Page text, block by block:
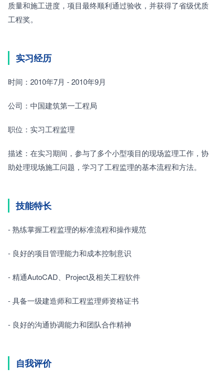
质量和施工进度，项目最终顺利通过验收，并获得了省级优质
工程奖。
实习经历
时间：2010年7月 - 2010年9月
公司：中国建筑第一工程局
职位：实习工程监理
描述：在实习期间，参与了多个小型项目的现场监理工作，协
助处理现场施工问题，学习了工程监理的基本流程和方法。
技能特长
- 熟练掌握工程监理的标准流程和操作规范
- 良好的项目管理能力和成本控制意识
- 精通AutoCAD、Project及相关工程软件
- 具备一级建造师和工程监理师资格证书
- 良好的沟通协调能力和团队合作精神
自我评价